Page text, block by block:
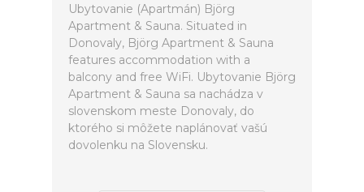
Ubytovanie (Apartmán) Björg
Apartment & Sauna. Situated in
Donovaly, Björg Apartment & Sauna
features accommodation with a
balcony and free WiFi. Ubytovanie Björg
Apartment & Sauna sa nachádza v
slovenskom meste Donovaly, do
ktorého si môžete naplánovať vašú
dovolenku na Slovensku.